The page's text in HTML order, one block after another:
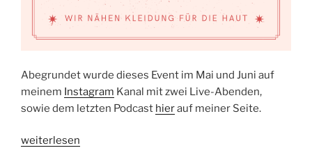
Abegrundet wurde dieses Event im Mai und Juni auf
meinem Instagram Kanal mit zwei Live-Abenden,
sowie dem letzten Podcast hierauf meiner Seite.
„#dessewalong
weiterlesen